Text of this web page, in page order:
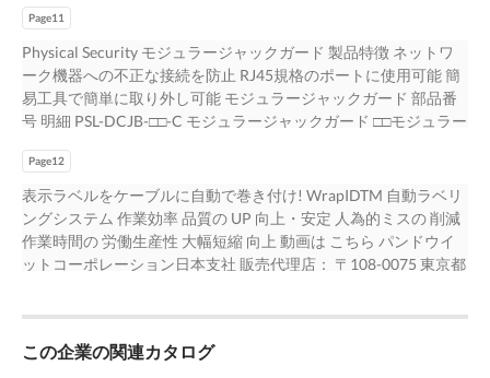
長：001m～050m（1m刻み） シングルモード光ファイバーパッ
チコード 部品番号 グレード コネクタ形状 芯数 ケーブル形状 ケ
ーブル色 難燃性 F92ERLNLNSNM□□□ LC ⇔ LC Φ1.6mm メガネ
F92ERLNSNSNM□□□ OS2 LC ⇔ SC 2 Φ1.6mm メガネ 黄 ライザー
F923RSNSNSNM□□□ SC ⇔ SC Φ3.0mm メガネ □□□ケーブル長：
001m～050m（1m刻み） 08 販売単位については、弊社販売代理
店にお問い合わせください
ファー用ブーツ付き） 部品番号 明細 ブーツ色 ファイバータイプ
FSC2MCXAQ アクア OM3/OM4 FSC2MC5BL SC シンプレックス
コネクタ 黒 OM2 FSC2SCBU 青 OS1/OS2 研磨済み光コネクタ用
アクセサリー 部品番号 明細 ブーツ色 ファイバータイプ
FMCBT2AQ-X マルチモード用 アクア OM3/OM4 FMCBT2BL-X
黒 OM2 FSCBT2BU-X シングルモード用 青 OS1/OS2
FMCBT3AQ-X マルチモード用 アクア OM3/OM4 FMCBT3BL-X
黒 OM2 FSCBT3BU-X シングルモード用 青 OS1/OS2 FLCCLIPBL-
L LCデュプレックスクリップ 黒 ― FSCCLIP-L SCデュプレックス
クリップ 黒 ― OptiCam™ 2 研磨済み光コネクタ専用 成端工具
FOCTT2-BKIT2 FOCTT2-KIT 研磨済み光コネクタ成端工具 フル
キット 部品番号 明細 ■主な梱包品 OCTT2成端工具本体、導入コ
（FOCTT2-BKIT2 LC/SC/ST）、単三電 池、収納ケース、ジャケ
ットストリッパー、バッファーストリッパー、アラミド繊維用ハ
サミ、クリーニング用アルコー ル、クリーニング用クロスワイ
ートタイプ, Fiber用,適応ケーブル外径 φ6.4～18mm CADIN1IG
DINレールマウントアダプター 1ポートタイプ Mini-Com™ 光フ
ァイバーアダプターモジュール 製品特徴 マルチメディアタイプ
光ファイバートレーと 組み合わせて使用 すべての光ファイバー
アダプターには CMDSAQLCZBL CMDAQSCZBL CMSAQSCZBL
に取り付け可能 規格でファイバータイプ別に色分けを推奨 （ア
ダプター本体の性能に違いはありません） CMDSLCZBL
CMDBUSCZBL CMSBUSCZBL LCアダプターモジュール 部品番号
明細 アダプター色 ファイバータイプ CMDSAQLCZBL □□ デュプ
レックス アクア OM3/OM4 CMDSLCZ 青 OS1/OS2 □□モジュール
色：IW（オフホワイト）・BL（黒）・BU（青）・E（I アイボリ
ター色 ファイバータイプ CMDAQSCZBL デュプレックス アクア
OM3/OM4 CMDBUSCZ□□* 青 OS1/OS2 CMSAQSCZBL アクア
OM3/OM4 CMSBUSCZ□□ シンプレックス 青 OS1/OS2 □□モジュ
Page11
Physical Security モジュラージャックガード 製品特徴 ネットワ
ーク機器への不正な接続を防止 RJ45規格のポートに使用可能 簡
易工具で簡単に取り外し可能 モジュラージャックガード 部品番
号 明細 PSL-DCJB-□□-C モジュラージャックガード □□モジュラー
OR（オレンジ）, IG（ライトグレー）, □□ない場合（赤） パッチ
コードロック 製品特徴 重要な回線などの誤抜を防止 高密度ポー
トの機器に使用しても 干渉しないように設計 簡易工具で簡単に
取り外し可能 取り付け例 取り外し例 パッチコードロック 部品番
号 明細 PSL-DCPLRE-□□-C パッチコードロック □□パッチコード
接続防止に使用 TIA/EIA-604-FOCIS-10準拠 取り外しには専用工
Page12
表示ラベルをケーブルに自動で巻き付け! WrapIDTM 自動ラベリ
ングシステム 作業効率 品質の UP 向上・安定 人為的ミスの 削減
作業時間の 労働生産性 大幅短縮 向上 動画は こちら パンドウイ
ットコーポレーション日本支社 販売代理店： 〒108-0075 東京都
す。 ※カタログ内容は､2021年10月現在のものです。尚､製品改
この企業の関連カタログ